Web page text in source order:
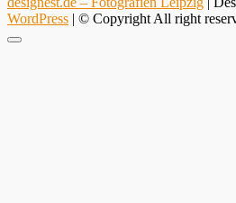
WordPress | © Copyright All right